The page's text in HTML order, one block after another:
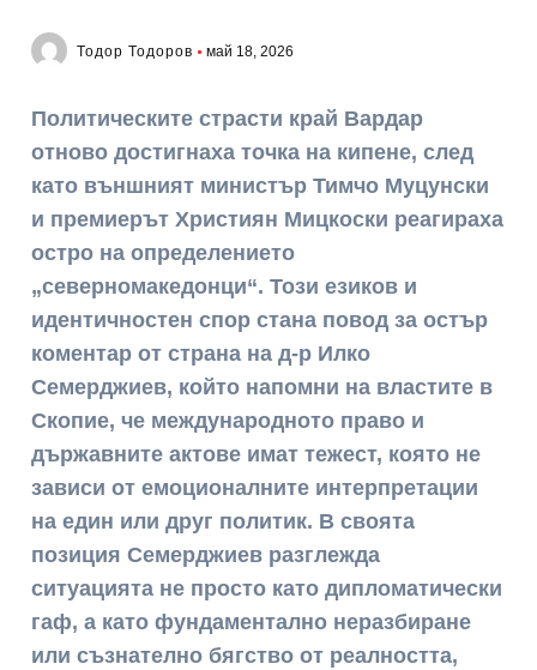
Тодор Тодоров май 18, 2026
Политическите страсти край Вардар
отново достигнаха точка на кипене, след
като външният министър Тимчо Муцунски
и премиерът Християн Мицкоски реагираха
остро на определението
„северномакедонци“. Този езиков и
идентичностен спор стана повод за остър
коментар от страна на д-р Илко
Семерджиев, който напомни на властите в
Скопие, че международното право и
държавните актове имат тежест, която не
зависи от емоционалните интерпретации
на един или друг политик. В своята
позиция Семерджиев разглежда
ситуацията не просто като дипломатически
гаф, а като фундаментално неразбиране
или съзнателно бягство от реалността,